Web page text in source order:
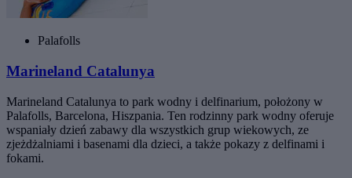
Palafolls
Marineland Catalunya
Marineland Catalunya to park wodny i delfinarium, położony w
Palafolls, Barcelona, Hiszpania. Ten rodzinny park wodny oferuje
wspaniały dzień zabawy dla wszystkich grup wiekowych, ze
zjeżdżalniami i basenami dla dzieci, a także pokazy z delfinami i
fokami.